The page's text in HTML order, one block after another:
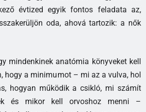
évtized egyik fontos feladata az,
oda, ahová tartozik: a nők
mindenkinek anatómia könyveket kell
hogy a minimumot – mi az a vulva, hol
hogyan működik a csikló, mi számít
és mikor kell orvoshoz menni –